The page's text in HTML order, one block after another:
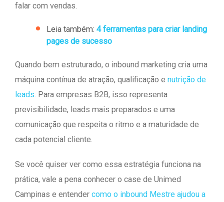
falar com vendas.
Leia também: 4 ferramentas para criar landing
pages de sucesso
Quando bem estruturado, o inbound marketing cria uma
máquina contínua de atração, qualificação e nutrição de
leads. Para empresas B2B, isso representa
previsibilidade, leads mais preparados e uma
comunicação que respeita o ritmo e a maturidade de
cada potencial cliente.
Se você quiser ver como essa estratégia funciona na
prática, vale a pena conhecer o case de Unimed
Campinas e entender como o inbound Mestre ajudou a